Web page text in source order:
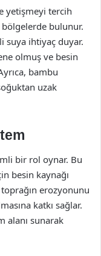
yetişmeyi tercih
bulunur.
suya ihtiyaç duyar.
olmuş ve besin
bambu
uzak
bir rol oynar. Bu
besin kaynağı
erozyonunu
katkı sağlar.
alanı sunarak